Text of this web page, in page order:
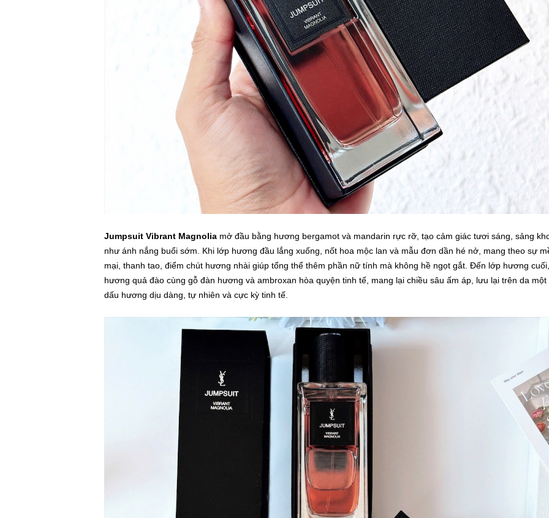
Jumpsuit Vibrant Magnolia mở đầu bằng hương bergamot và mandarin rực rỡ, tạo cảm giác tươi sáng, sảng
như ánh nắng buổi sớm. Khi lớp hương đầu lắng xuống, nốt hoa mộc lan và mẫu đơn dần hé nở, mang theo sự
mại, thanh tao, điểm chút hương nhài giúp tổng thể thêm phần nữ tính mà không hề ngọt gắt. Đến lớp hương cuối,
hương quả đào cùng gỗ đàn hương và ambroxan hòa quyện tinh tế, mang lại chiều sâu ấm áp, lưu lại trên da một
dấu hương dịu dàng, tự nhiên và cực kỳ tinh tế.